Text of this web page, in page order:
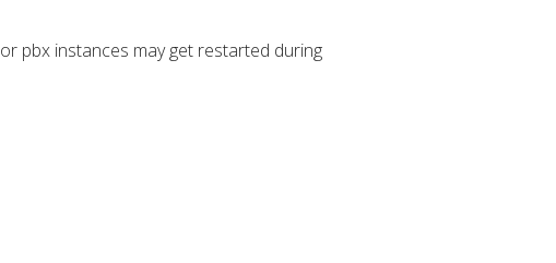
pbx instances may get restarted during